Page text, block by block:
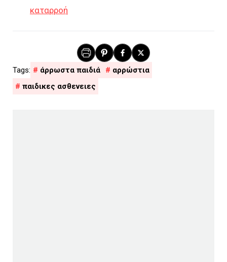
καταρροή
άρρωστα παιδιά
αρρώστια
παιδικες ασθενειες